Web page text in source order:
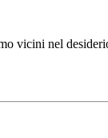
vicini nel